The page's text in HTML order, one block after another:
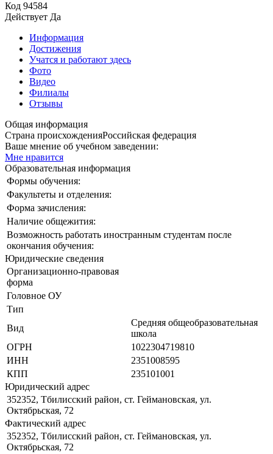
Код 94584
Действует Да
Информация
Достижения
Учатся и работают здесь
Фото
Видео
Филиалы
Отзывы
Общая информация
Страна происхожденияРоссийская федерация
Ваше мнение об учебном заведении:
Мне нравится
Образовательная информация
Формы обучения:
Факультеты и отделения:
Форма зачисления:
Наличие общежития:
Возможность работать иностранным студентам после
окончания обучения:
Юридические сведения
Организационно-правовая
форма
Головное ОУ
Тип
Вид
Средняя общеобразовательная
школа
ОГРН
1022304719810
ИНН
2351008595
КПП
235101001
Юридический адрес
352352, Тбилисский район, ст. Геймановская, ул.
Октябрьская, 72
Фактический адрес
352352, Тбилисский район, ст. Геймановская, ул.
Октябрьская, 72